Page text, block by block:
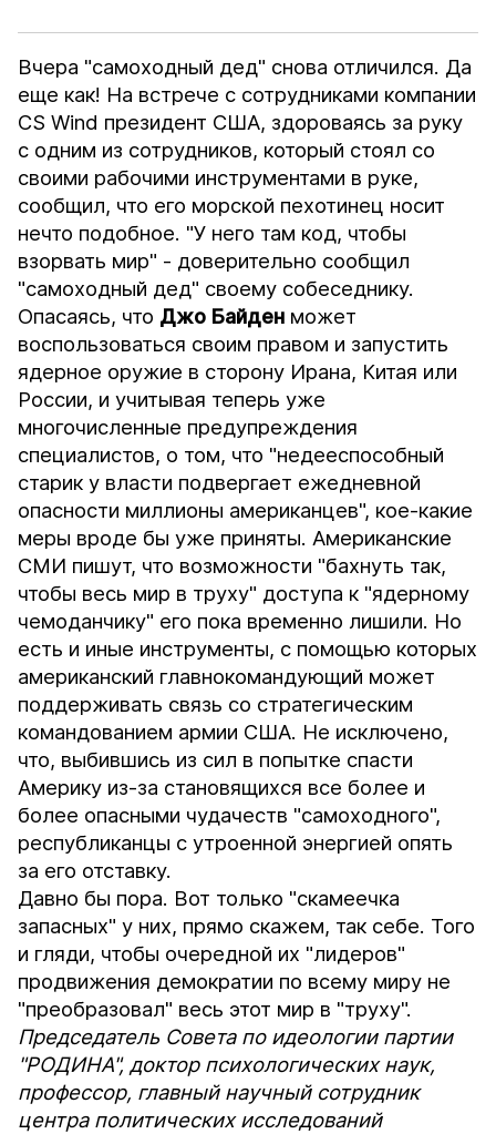
Вчера "самоходный дед" снова отличился. Да
еще как! На встрече с сотрудниками компании
CS Wind президент США, здороваясь за руку
с одним из сотрудников, который стоял со
своими рабочими инструментами в руке,
сообщил, что его морской пехотинец носит
нечто подобное. "У него там код, чтобы
взорвать мир" - доверительно сообщил
"самоходный дед" своему собеседнику.
Опасаясь, что Джо Байден может
воспользоваться своим правом и запустить
ядерное оружие в сторону Ирана, Китая или
России, и учитывая теперь уже
многочисленные предупреждения
специалистов, о том, что "недееспособный
старик у власти подвергает ежедневной
опасности миллионы американцев", кое-какие
меры вроде бы уже приняты. Американские
СМИ пишут, что возможности "бахнуть так,
чтобы весь мир в труху" доступа к "ядерному
чемоданчику" его пока временно лишили. Но
есть и иные инструменты, с помощью которых
американский главнокомандующий может
поддерживать связь со стратегическим
командованием армии США. Не исключено,
что, выбившись из сил в попытке спасти
Америку из-за становящихся все более и
более опасными чудачеств "самоходного",
республиканцы с утроенной энергией опять
за его отставку.
Давно бы пора. Вот только "скамеечка
запасных" у них, прямо скажем, так себе. Того
и гляди, чтобы очередной их "лидеров"
продвижения демократии по всему миру не
"преобразовал" весь этот мир в "труху".
Председатель Совета по идеологии партии
"РОДИНА", доктор психологических наук,
профессор, главный научный сотрудник
центра политических исследований